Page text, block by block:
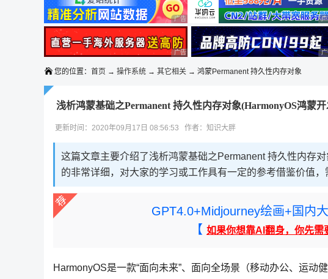
广告 商业广告，理性选择
广告 商业广告，理性选择
您的位置： 首页 → 操作系统 → 其它相关 → 鸿蒙Permanent 持久性内存对象
浅析鸿蒙基础之Permanent 持久性内存对象(HarmonyOS鸿蒙
更新时间：2020年09月17日 08:56:53 作者：知识大胖
这篇文章主要介绍了浅析鸿蒙基础之Permanent 持久性内存
的非常详细，对大家的学习或工作具有一定的参考借鉴价值
GPT4.0+Midjourney绘画+国内
【 如果你想靠AI翻身，你先需
HarmonyOS是一款“面向未来”、面向全场景（移动办公、运动